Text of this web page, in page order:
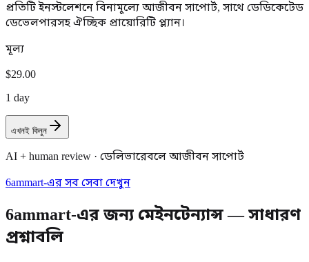
প্রতিটি ইনস্টলেশনে বিনামূল্যে আজীবন সাপোর্ট, সাথে ডেডিকেটেড
ডেভেলপারসহ ঐচ্ছিক প্রায়োরিটি প্ল্যান।
মূল্য
$29.00
1 day
এখনই কিনুন
AI + human review · ডেলিভারেবলে আজীবন সাপোর্ট
6ammart-এর সব সেবা দেখুন
6ammart-এর জন্য মেইনটেন্যান্স — সাধারণ
প্রশ্নাবলি